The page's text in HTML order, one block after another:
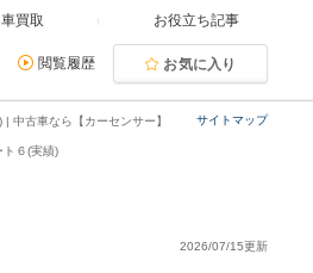
車買取 お役立ち記事
閲覧履歴 お気に入り
サイトマップ
中古車なら【カーセンサー】
ト６(実績)
2026/07/15更新